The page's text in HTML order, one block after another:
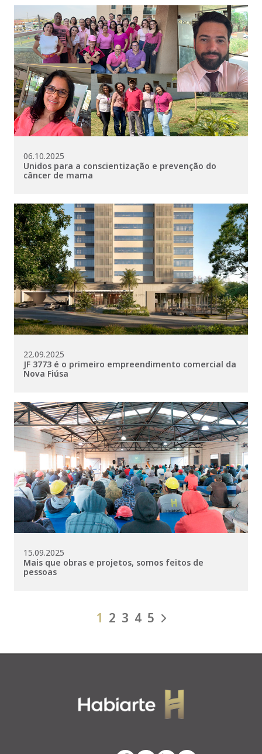
06.10.2025
Unidos para a conscientização e prevenção do
câncer de mama
22.09.2025
JF 3773 é o primeiro empreendimento comercial da
Nova Fiúsa
15.09.2025
Mais que obras e projetos, somos feitos de
pessoas
1 2 3 4 5